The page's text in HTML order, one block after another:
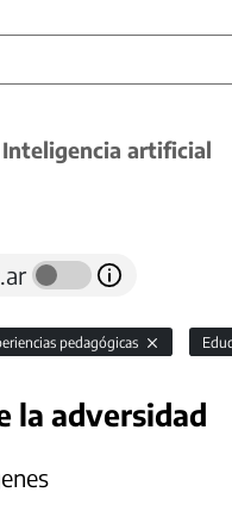
Inteligencia artificial
pedagógicas
la adversidad